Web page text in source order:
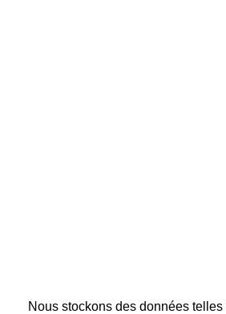
Nous stockons des données